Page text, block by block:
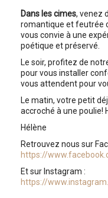
Dans les cimes, venez
romantique et feutrée
vous convie à une
poétique et préservé.
Le soir, profitez de
pour vous installer
vous attendent pour
Le matin, votre petit
accroché à une poulie!
Hélène
Retrouvez nous sur
https://
Et sur Instagram :
https://